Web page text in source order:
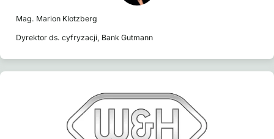
Mag. Marion Klotzberg
Dyrektor ds. cyfryzacji, Bank Gutmann